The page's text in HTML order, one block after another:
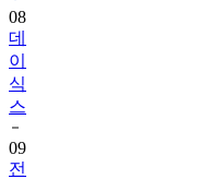
08
데
이
식
스
09
전